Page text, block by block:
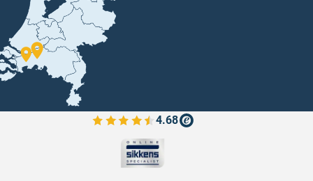
4.68
Bekijk de verfplaza beoordelingen